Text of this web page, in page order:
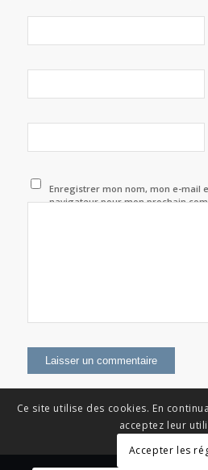
Enregistrer mon nom, mon e-mail
navigateur pour mon prochain
Ce site utilise des cookies. En
acceptez leur
Accepter les